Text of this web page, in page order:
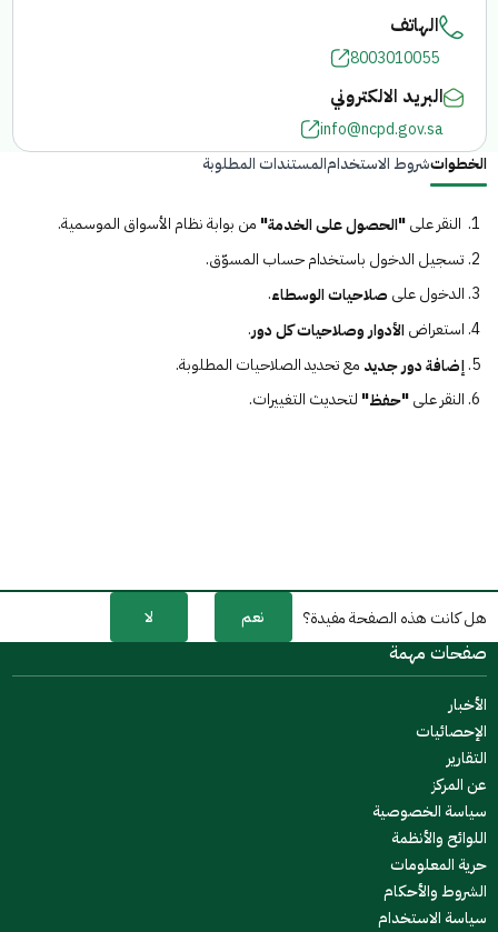
الهاتف
8003010055
البريد الالكتروني
info@ncpd.gov.sa
الخطواتشروط الاستخدامالمستندات المطلوبة
النقر على"الحصول على الخدمة" من بوابة نظام الأسواق الموسمية.
تسجيل الدخول باستخدام حساب المسوّق.
الدخول على صلاحيات الوسطاء.
استعراضالأدوار وصلاحيات كل دور.
إضافة دور جديد مع تحديد الصلاحيات المطلوبة.
النقر على"حفظ" لتحديث التغييرات.
هل كانت هذه الصفحة مفيدة؟ نعم لا
صفحات مهمة
الأخبار
الإحصائيات
التقارير
عن المركز
سياسة الخصوصية
اللوائح والأنظمة
حرية المعلومات
الشروط والأحكام
سياسة الاستخدام